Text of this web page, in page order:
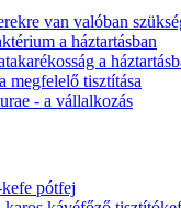
van valóban
a háztartásban
a
megfelelő tisztítása
- a vállalkozás
pótfej